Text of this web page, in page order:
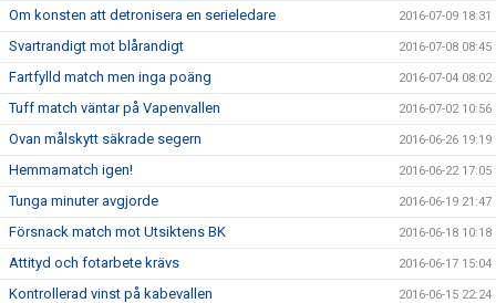
Om konsten att detronisera en serieledare 2016-07-09 18:31
Svartrandigt mot blårandigt 2016-07-08 08:45
Fartfylld match men inga poäng 2016-07-04 08:02
Tuff match väntar på Vapenvallen 2016-07-02 10:56
Ovan målskytt säkrade segern 2016-06-26 19:19
Hemmamatch igen! 2016-06-22 17:05
Tunga minuter avgjorde 2016-06-19 21:47
Försnack match mot Utsiktens BK 2016-06-18 10:18
Attityd och fotarbete krävs 2016-06-17 15:04
Kontrollerad vinst på kabevallen 2016-06-15 22:24